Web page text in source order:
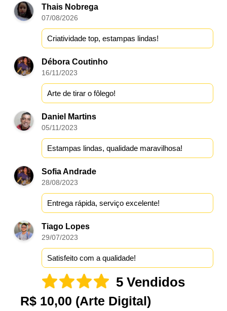
Thais Nobrega
07/08/2026
Criatividade top, estampas lindas!
Débora Coutinho
16/11/2023
Arte de tirar o fôlego!
Daniel Martins
05/11/2023
Estampas lindas, qualidade maravilhosa!
Sofia Andrade
28/08/2023
Entrega rápida, serviço excelente!
Tiago Lopes
29/07/2023
Satisfeito com a qualidade!
5 Vendidos
R$ 10,00 (Arte Digital)